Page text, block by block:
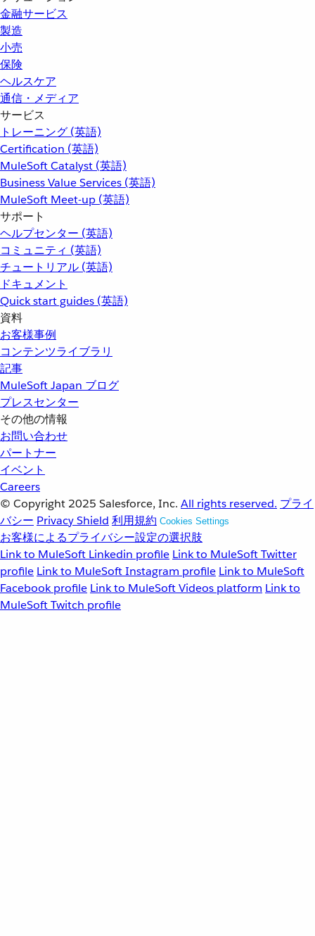
金融サービス
製造
小売
保険
ヘルスケア
通信・メディア
サービス
トレーニング (英語)
Certification (英語)
MuleSoft Catalyst (英語)
Business Value Services (英語)
MuleSoft Meet-up (英語)
サポート
ヘルプセンター (英語)
コミュニティ (英語)
チュートリアル (英語)
ドキュメント
Quick start guides (英語)
資料
お客様事例
コンテンツライブラリ
記事
MuleSoft Japan ブログ
プレスセンター
その他の情報
お問い合わせ
パートナー
イベント
Careers
© Copyright 2025 Salesforce, Inc. All rights reserved. プライ
バシー Privacy Shield 利用規約 Cookies Settings
お客様によるプライバシー設定の選択肢
Link to MuleSoft Linkedin profile Link to MuleSoft Twitter
profile Link to MuleSoft Instagram profile Link to MuleSoft
Facebook profile Link to MuleSoft Videos platform Link to
MuleSoft Twitch profile